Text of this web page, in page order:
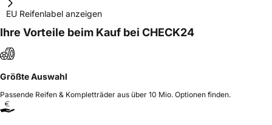
EU Reifenlabel anzeigen
Ihre Vorteile beim Kauf bei CHECK24
Größte Auswahl
Passende Reifen & Kompletträder aus über 10 Mio. Optionen finden.